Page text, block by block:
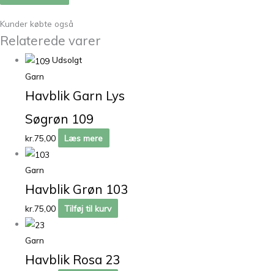
Kunder købte også
Relaterede varer
Udsolgt
Garn
Havblik Garn Lys
Søgrøn 109
kr.75,00 Læs mere
Garn
Havblik Grøn 103
kr.75,00 Tilføj til kurv
Garn
Havblik Rosa 23